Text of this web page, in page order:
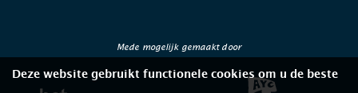
Mede mogelijk gemaakt door
Deze website gebruikt functionele cookies om u de beste